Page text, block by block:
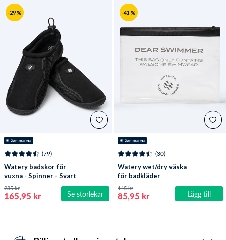
-29 %
☀️ Sommarrea
Se storlekar
(79)
Watery badskor för
vuxna - Spinner - Svart
165,95 kr
235 kr
-41 %
☀️ Sommarrea
Lägg till
(30)
Watery wet/dry väska
för badkläder
85,95 kr
145 kr